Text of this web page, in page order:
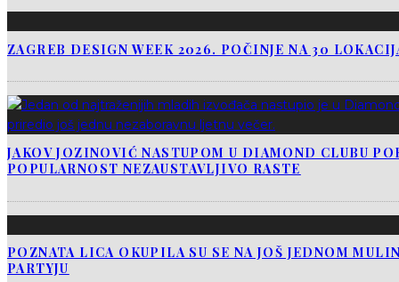
ZAGREB DESIGN WEEK 2026. POČINJE NA 30
JAKOV JOZINOVIĆ NASTUPOM U DIAMOND CLUBU
POPULARNOST NEZAUSTAVLJIVO RASTE
POZNATA LICA OKUPILA SU SE NA JOŠ JEDNOM
PARTYJU